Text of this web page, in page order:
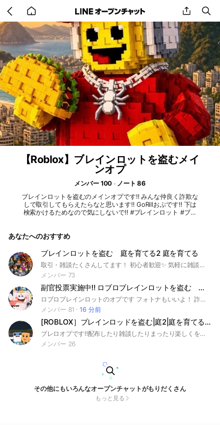
back
to
home
share
【Roblox】ブレインロットを盗むメイ
ンオプ
メンバー 100
ノート 86
ブレインロットを盗むのメインオプです‼️ みんな仲良く詐欺な
しで取引してもらえたらなと思います‼️ GoRillおぷです‼️ 下は
検索かけるためなので気にしないで‼️ #ブレインロット #ブレ
inrot #brain #roblox #99日 #99 #庭を成長させる #セーラー
agarden #99nightintheforest #f0rsakeN #フォーセイクン #
ラッキーブロック #津波 #japanesebrainrot #ジャパニーズブ
レインロット #ジャパブレ #ペトシュミ #ペトシュミ99 #ペッ
トシミュレーター #volleyballlegends #バレボ #バレーボール
レジェンド #トイタワ #トイレットタワーディフェンス #蹴る
#ラッキーブロック #ヌーブタワーディフェンス #ヌブタワ #
ぬぶたわ #スライムRNG #スライム #RNG
あなたへのおすすめ
ブレインロットを盗む 庭を育てる2 庭を育てる
取引・雑談たくさんしてます！ 初心者歓迎✨ 気軽に雑談・取引どうぞ！ #ロブロックス #ブレインロット #庭2 #庭を成長させる2 #grow a garden 2
メンバー 73
副官投票実施中‼️ ロブロブレインロットを盗む 交換・雑談部屋
ロブロブレインロットのオプです フォトナもいいよ！ 詐欺はしないでな 別ゲーの話もいいよ！ サブトークも充実してます！ #ブレインロットを盗む #Roblox #ロブロックス #ブレインロット
メンバー 81
16 分前
[ROBLOX］ブレインロッドを盗む|庭2|庭を育てる|ブレインロッド
ブレロオプです‼️配布したり雑談したりまったり楽しくを目標に頑張っていきます！ 検索用🥸↓ #ブレインロッドを盗む #トゥントゥンサフール#トゥントゥントゥンサフール#庭を育てる#庭2#ブロフル #庭を育てる2#ブレインロッド#ブレイン#ブレ盗
メンバー 26
その他にもいろんなオープンチャットがもりだくさん
もっと見る